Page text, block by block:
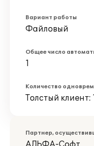
Вариант работы
Файловый
Общее число
1
Количество
Толстый клиент:
Партнер,